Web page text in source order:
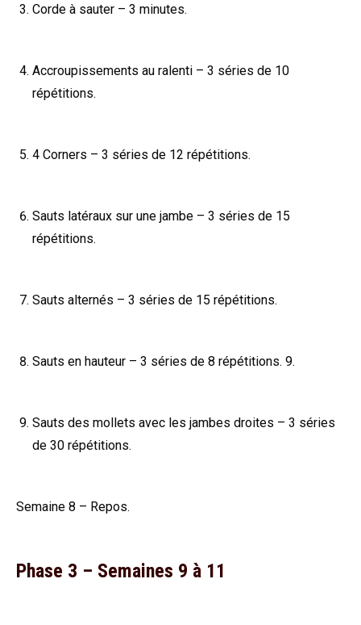
Corde à sauter – 3 minutes.
Accroupissements au ralenti – 3 séries de 10
répétitions.
4 Corners – 3 séries de 12 répétitions.
Sauts latéraux sur une jambe – 3 séries de 15
répétitions.
Sauts alternés – 3 séries de 15 répétitions.
Sauts en hauteur – 3 séries de 8 répétitions. 9.
Sauts des mollets avec les jambes droites – 3 séries
de 30 répétitions.
Semaine 8 – Repos.
Phase 3 – Semaines 9 à 11